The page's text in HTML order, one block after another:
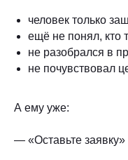
человек только
ещё не понял, кто
не разобрался в
не почувствовал
А ему уже:
— «Оставьте заявку»